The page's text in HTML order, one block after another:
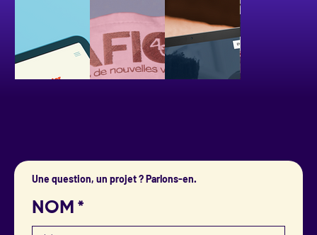
Une question, un projet ? Parlons-en.
NOM *